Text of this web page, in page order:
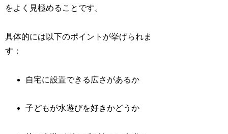
をよく見極めることです。
具体的には以下のポイントが挙げられま
す：
自宅に設置できる広さがあるか
子どもが水遊びを好きかどうか